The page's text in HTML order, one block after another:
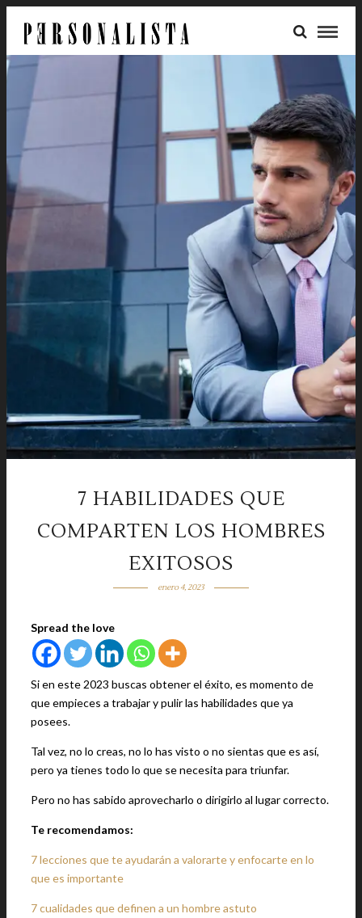
7 HABILIDADES QUE
COMPARTEN LOS HOMBRES
EXITOSOS
enero 4, 2023
Spread the love
Si en este 2023 buscas obtener el éxito, es momento de
que empieces a trabajar y pulir las habilidades que ya
posees.
Tal vez, no lo creas, no lo has visto o no sientas que es así,
pero ya tienes todo lo que se necesita para triunfar.
Pero no has sabido aprovecharlo o dirigirlo al lugar correcto.
Te recomendamos:
7 lecciones que te ayudarán a valorarte y enfocarte en lo
que es importante
7 cualidades que definen a un hombre astuto